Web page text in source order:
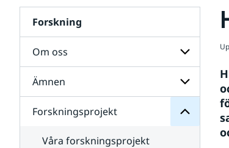
Forskning
Om oss
Undersidor
för
Om
oss
Ämnen
Undersidor
Forskningsprojekt
Undersidor
för
Forskningsprojekt
Våra forskningsprojekt